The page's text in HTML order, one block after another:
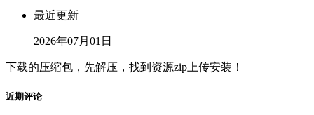
最近更新
2026年07月01日
下载的压缩包，先解压，找到资源zip上传安装！
近期评论